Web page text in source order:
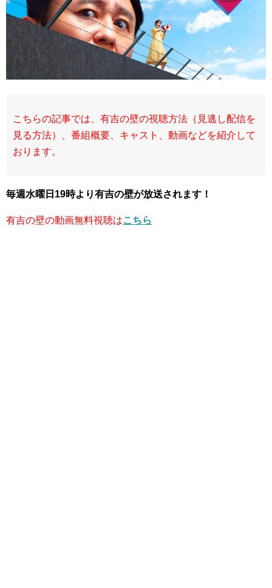
こちらの記事では、有吉の壁の視聴方法（見逃し配信を
見る方法）、番組概要、キャスト、動画などを紹介して
おります。
毎週水曜日19時より有吉の壁が放送されます！
有吉の壁の動画無料視聴はこちら